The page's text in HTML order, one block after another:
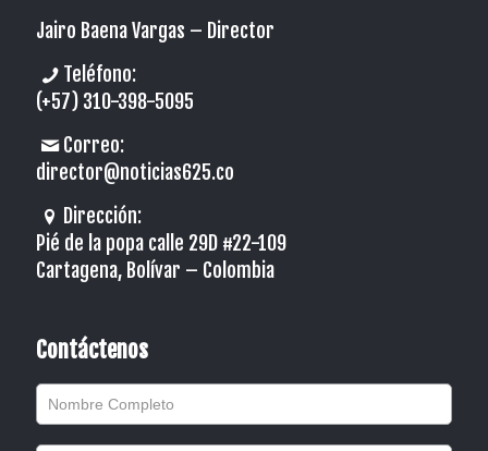
Jairo Baena Vargas – Director
Teléfono:
(+57) 310-398-5095
Correo:
director@noticias625.co
Dirección:
Pié de la popa calle 29D #22-109
Cartagena, Bolívar – Colombia
Contáctenos